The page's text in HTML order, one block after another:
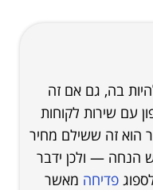
בה, גם אם זה
עם שירות לקוחות
הפרייער הוא זה ששילם מחיר
הנחה — ולכן ידבר
פדיחה מאשר